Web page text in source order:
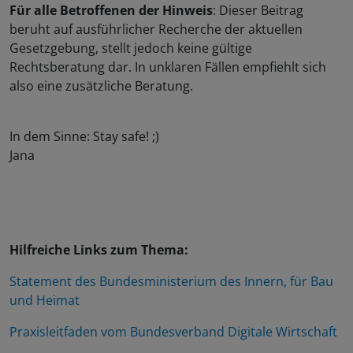
Für alle Betroffenen der Hinweis: Dieser Beitrag
beruht auf ausführlicher Recherche der aktuellen
Gesetzgebung, stellt jedoch keine gültige
Rechtsberatung dar. In unklaren Fällen empfiehlt sich
also eine zusätzliche Beratung.
In dem Sinne: Stay safe! ;)
Jana
Hilfreiche Links zum Thema:
Statement des Bundesministerium des Innern, für Bau
und Heimat
Praxisleitfaden vom Bundesverband Digitale Wirtschaft